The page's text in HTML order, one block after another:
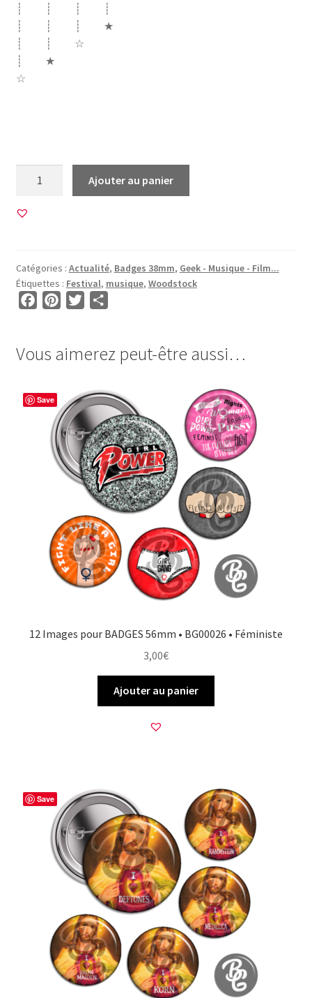
┊ ┊ ┊ ┊
┊ ┊ ┊ ★
┊ ┊ ☆
┊ ★
☆
20
38mm
•
BG00049
Woodstock
2
Ajouter au panier
Catégories : Actualité, Badges 38mm, Geek - Musique - Film...
Étiquettes : Festival, musique, Woodstock
e
o
o
t
e
s
t
t
e
r
t
g
e
r
Vous aimerez peut-être aussi…
Save
12 Images pour BADGES 56mm • BG00026 • Féministe
3,00€
Ajouter au panier
Save